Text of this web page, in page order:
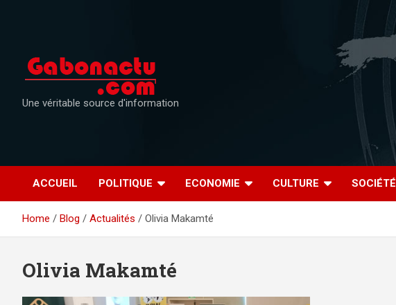
Une véritable source d'information
ACCUEIL POLITIQUE ECONOMIE CULTURE SOCIÉTÉ
Home Blog Actualités Olivia Makamté
Olivia Makamté